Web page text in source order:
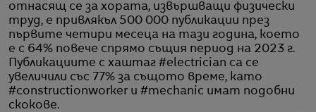
отнасящ се за хората, извършващи физически
труд, е привлякъл 500 000 публикации през
първите четири месеца на тази година, което
е с 64% повече спрямо същия период на 2023 г.
Публикациите с хаштаг #electrician са се
увеличили със 77% за същото време, като
#constructionworker и #mechanic имат подобни
скокове.